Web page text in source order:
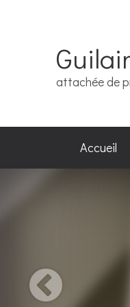
attachée de
Accueil